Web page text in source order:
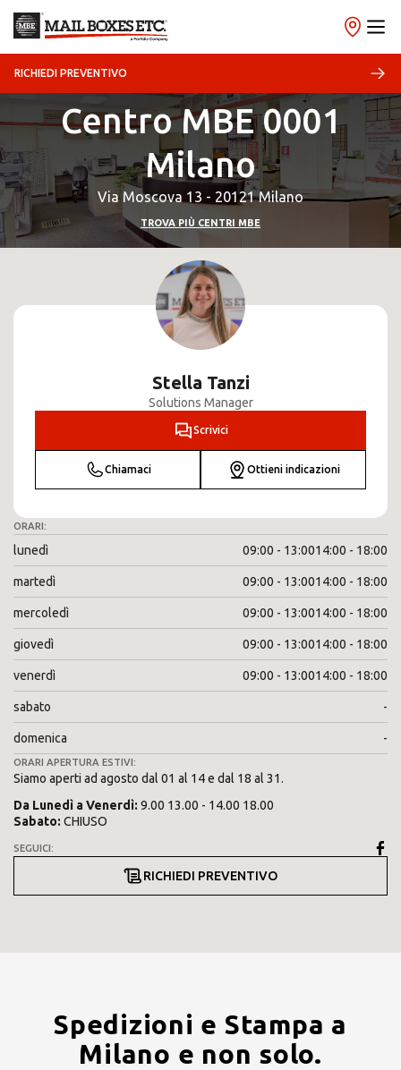
RICHIEDI PREVENTIVO
Centro MBE 0001
Milano
Via Moscova 13 - 20121 Milano
TROVA PIÙ CENTRI MBE
Stella Tanzi
Solutions Manager
Scrivici
Chiamaci Ottieni indicazioni
ORARI:
lunedì 09:00 - 13:0014:00 - 18:00
martedì 09:00 - 13:0014:00 - 18:00
mercoledì 09:00 - 13:0014:00 - 18:00
giovedì 09:00 - 13:0014:00 - 18:00
venerdì 09:00 - 13:0014:00 - 18:00
sabato -
domenica -
ORARI APERTURA ESTIVI:
Siamo aperti ad agosto dal 01 al 14 e dal 18 al 31.
Da Lunedì aVenerdì: 9.00 13.00 - 14.00 18.00
Sabato: CHIUSO
SEGUICI:
RICHIEDI PREVENTIVO
Spedizioni e Stampa a
Milano e non solo.